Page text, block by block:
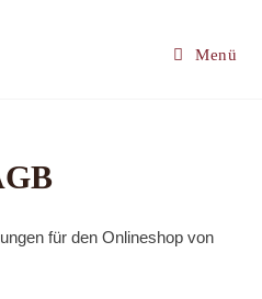
Menü
für den Onlineshop von